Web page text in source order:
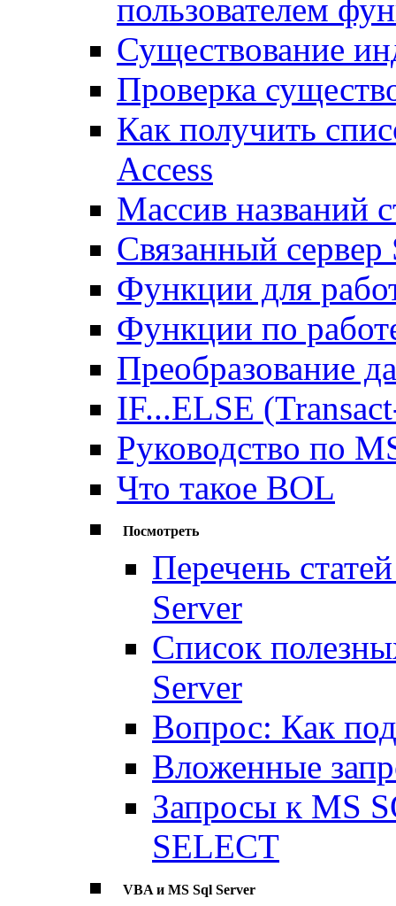
пользователем
Существование
Проверка
Как получить
Access
Массив названий
Связанный сервер
Функции для
Функции по
Преобразование
IF...ELSE
Руководство по
Что такое BOL
Посмотреть
Перечень
Server
Список
Server
Вопрос: Как
Вложенные
Запросы к MS
SELECT
VBA и MS Sql Server